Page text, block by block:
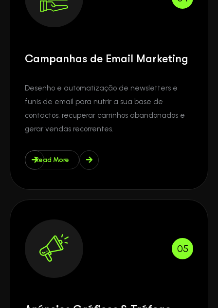
Campanhas de Email Marketing
Desenho e automatização de newsletters e
funis de email para nutrir a sua base de
contactos, recuperar carrinhos abandonados e
gerar vendas recorrentes.
Read More
05